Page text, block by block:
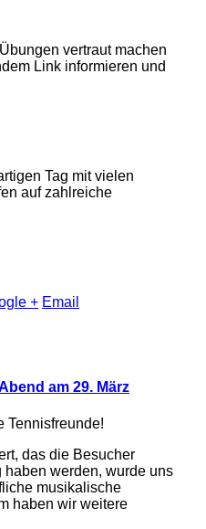
vertraut machen
Link informieren und
Tag mit vielen
auf zahlreiche
+ Email
am 29. März
Tennisfreunde!
das die Besucher
werden, wurde uns
musikalische
haben wir weitere